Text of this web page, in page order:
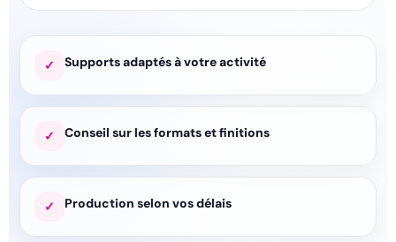
✓ Supports adaptés à votre activité
✓ Conseil sur les formats et finitions
✓ Production selon vos délais